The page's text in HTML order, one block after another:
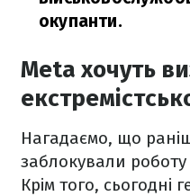
окупанти.
Meta хочуть
Нагадаємо, що
заблокували
Крім того, сьогодні